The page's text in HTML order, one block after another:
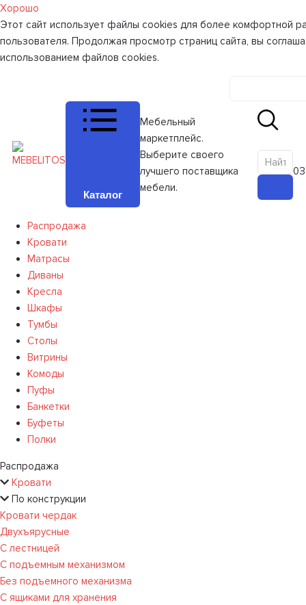
Хорошо
Этот сайт использует файлы cookies для более комфортной
пользователя. Продолжая просмотр страниц сайта, вы
использованием файлов cookies.
Каталог
Мебельный
маркетплейс.
Выберите своего
лучшего поставщика
мебели.
0
Распродажа
Кровати
Матрасы
Диваны
Кресла
Шкафы
Тумбы
Столы
Витрины
Комоды
Пуфы
Банкетки
Буфеты
Полки
Распродажа
Кровати
По конструкции
Кровати чердак
Двухъярусные
С лестницей
С подъемным механизмом
Без подъемного механизма
С ящиками для хранения